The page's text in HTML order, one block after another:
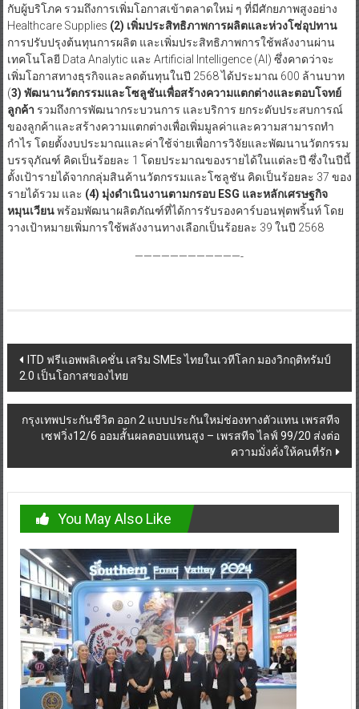
กับผู้บริโภค รวมถึงการเพิ่มโอกาสเข้าตลาดใหม่ ๆ ที่มีศักยภาพสูงอย่าง
Healthcare Supplies (2) เพิ่มประสิทธิภาพการผลิตและห่วงโซ่อุปทาน
การปรับปรุงต้นทุนการผลิต และเพิ่มประสิทธิภาพการใช้พลังงานผ่าน
เทคโนโลยี Data Analytic และ Artificial Intelligence (AI) ซึ่งคาดว่าจะ
เพิ่มโอกาสทางธุรกิจและลดต้นทุนในปี 2568 ได้ประมาณ 600 ล้านบาท
(3) พัฒนานวัตกรรมและโซลูชันเพื่อสร้างความแตกต่างและตอบโจทย์
ลูกค้า รวมถึงการพัฒนากระบวนการ และบริการ ยกระดับประสบการณ์
ของลูกค้าและสร้างความแตกต่างเพื่อเพิ่มมูลค่าและความสามารถทำ
กำไร โดยตั้งงบประมาณและค่าใช้จ่ายเพื่อการวิจัยและพัฒนานวัตกรรม
บรรจุภัณฑ์ คิดเป็นร้อยละ 1 โดยประมาณของรายได้ในแต่ละปี ซึ่งในปีนี้
ตั้งเป้ารายได้จากกลุ่มสินค้านวัตกรรมและโซลูชัน คิดเป็นร้อยละ 37 ของ
รายได้รวม และ (4) มุ่งดำเนินงานตามกรอบ ESG และหลักเศรษฐกิจ
หมุนเวียนพร้อมพัฒนาผลิตภัณฑ์ที่ได้การรับรองคาร์บอนฟุตพริ้นท์ โดย
วางเป้าหมายเพิ่มการใช้พลังงานทางเลือกเป็นร้อยละ 39 ในปี 2568
————————————-
Post
navigation
ITD ฟรีแอพพลิเคชั่น เสริม SMEs ไทยในเวทีโลก มองวิกฤติทรัมป์
2.0 เป็นโอกาสของไทย
กรุงเทพประกันชีวิต ออก 2 แบบประกันใหม่ช่องทางตัวแทน เพรสทีจ
เซฟวิ่ง12/6 ออมสั้นผลตอบแทนสูง – เพรสทีจ ไลฟ์ 99/20 ส่งต่อ
ความมั่งคั่งให้คนที่รัก
You May Also Like